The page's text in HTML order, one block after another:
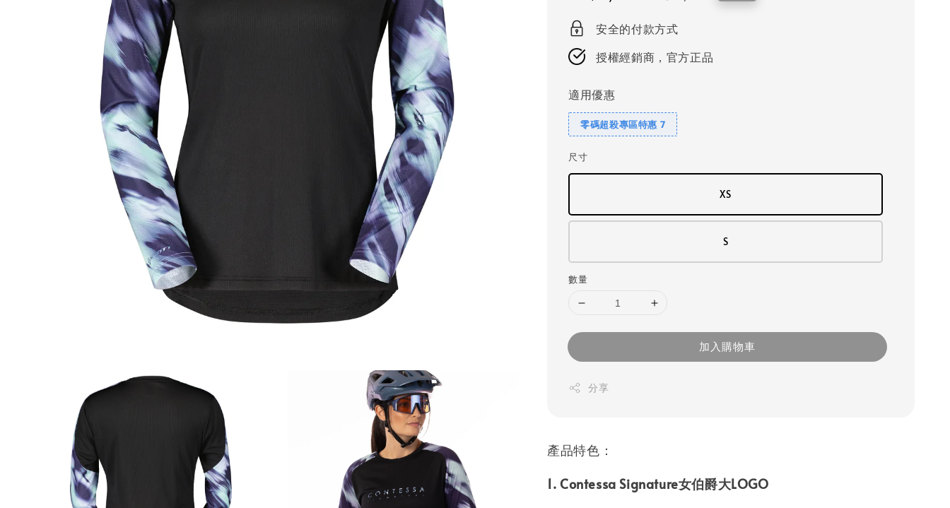
price
安全的付款方式
授權經銷商，官方正品
適用優惠
零碼超殺專區特惠 7
尺寸
XS
S
數量
加入購物車
分享
產品特色：
1. Contessa Signature女伯爵大LOGO